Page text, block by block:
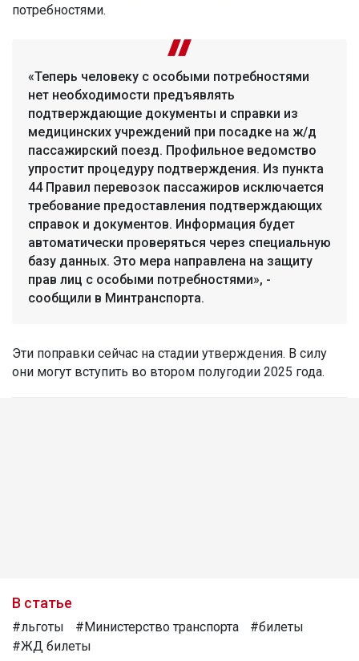
потребностями.
«Теперь человеку с особыми потребностями
нет необходимости предъявлять
подтверждающие документы и справки из
медицинских учреждений при посадке на ж/д
пассажирский поезд. Профильное ведомство
упростит процедуру подтверждения. Из пункта
44 Правил перевозок пассажиров исключается
требование предоставления подтверждающих
справок и документов. Информация будет
автоматически проверяться через специальную
базу данных. Это мера направлена на защиту
прав лиц с особыми потребностями», -
сообщили в Минтранспорта.
Эти поправки сейчас на стадии утверждения. В силу
они могут вступить во втором полугодии 2025 года.
В статье
#льготы #Министерство транспорта
#билеты
#ЖД билеты